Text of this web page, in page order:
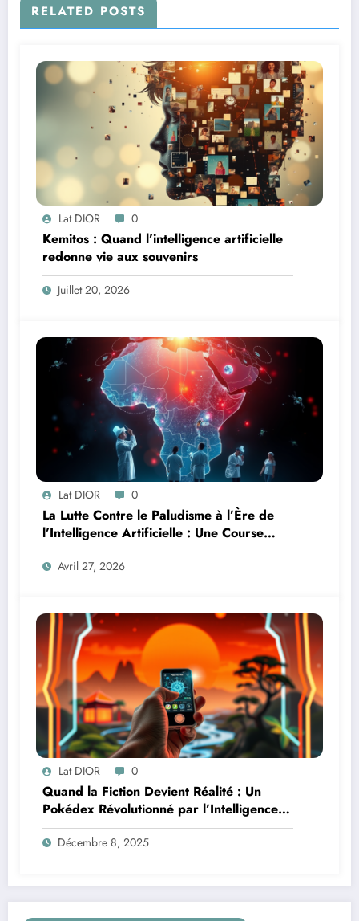
RELATED POSTS
Lat DIOR 0
Kemitos : Quand l’intelligence artificielle
redonne vie aux souvenirs
Juillet 20, 2026
Lat DIOR 0
La Lutte Contre le Paludisme à l’Ère de
l’Intelligence Artificielle : Une Course
Contre la Montre Africaine
Avril 27, 2026
Lat DIOR 0
Quand la Fiction Devient Réalité : Un
Pokédex Révolutionné par l’Intelligence
Artificielle
Décembre 8, 2025